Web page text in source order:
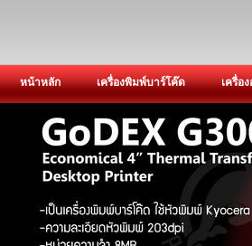
หน้าหลัก เครื่องพิมพ์บาร์โค๊ด เครื่อ